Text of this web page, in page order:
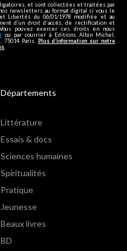
et sont collectées et traitées par
newsletters au format digital si vous le
Libertés du 06/01/1978 modifiée et au
d'un droit d'accès, de rectification et
pouvez exercer ces droits en nous
ou par courrier à Editions Albin Michel,
75014 Paris. Plus d’information sur notre
Départements
Littérature
Essais & docs
Sciences humaines
Spiritualités
Pratique
Jeunesse
Beaux livres
BD